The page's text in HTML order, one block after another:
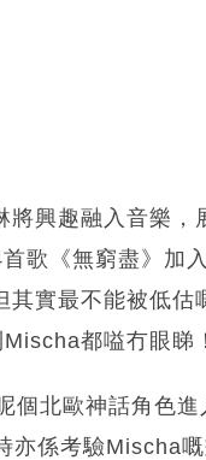
興趣融入音樂
歌《無窮盡》加
實最不能被低
都嗌冇眼睇！
北歐神話角色
係考驗Mischa